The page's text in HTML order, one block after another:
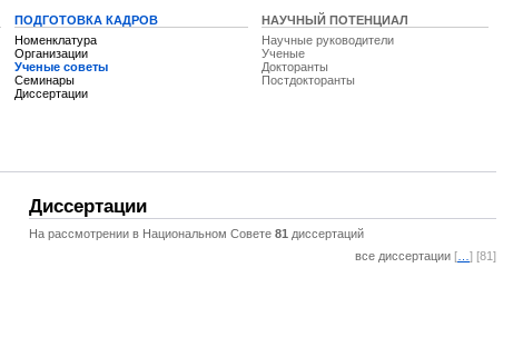
ПОДГОТОВКА КАДРОВ
Номенклатура
Организации
Ученые советы
Семинары
Диссертации
НАУЧНЫЙ ПОТЕНЦИАЛ
Научные руководители
Ученые
Докторанты
Постдокторанты
Диссертации
На рассмотрении в Национальном Совете 81 диссертаций
все диссертации [ ] [81]